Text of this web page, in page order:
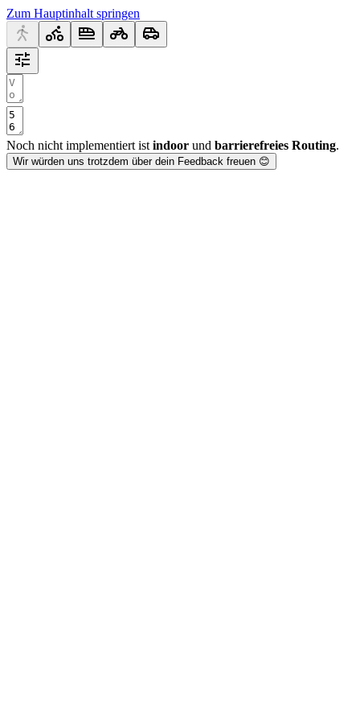
Zum Hauptinhalt springen
Noch nicht implementiert ist indoor und barrierefreies Routing.
Wir würden uns trotzdem über dein Feedback freuen 😊